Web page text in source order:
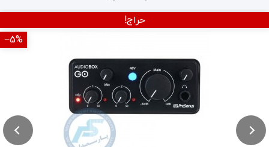
حراج!
‎−5%